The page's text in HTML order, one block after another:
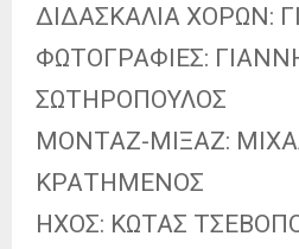
ΔΙΔΑΣΚΑΛΙΑ ΧΟΡΩΝ:
ΦΩΤΟΓΡΑΦΙΕΣ:
ΣΩΤΗΡΟΠΟΥΛΟΣ
ΜΟΝΤΑΖ-ΜΙΞΑΖ:
ΚΡΑΤΗΜΕΝΟΣ
ΗΧΟΣ: ΚΩΤΑΣ